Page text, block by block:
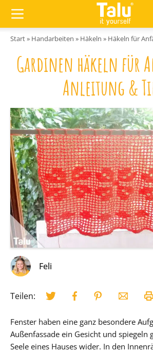
Start» Handarbeiten » Häkeln » Häkeln für
Gardinen häkeln für
Anleitung &
Feli
Teilen:
Fenster haben eine ganz besondere
Außenfassade ein Gesicht und spiegeln
Seele eines Hauses wider. In den